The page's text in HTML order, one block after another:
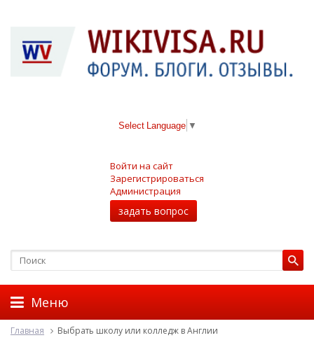
Select Language ▼
Войти на сайт
Зарегистрироваться
Администрация
задать вопрос
Меню
Главная Выбрать школу или колледж в Англии